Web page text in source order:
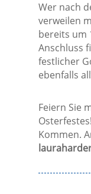
Wer nach
verweilen
bereits um
Anschluss
festlicher
ebenfalls
Feiern Sie
Kommen.